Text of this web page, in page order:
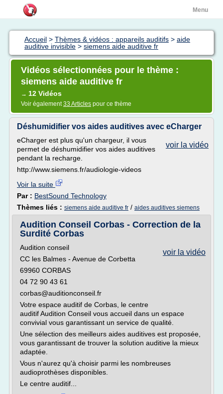
Menu
Accueil > Thèmes & vidéos : appareils auditifs > aide
auditive invisible > siemens aide auditive fr
Vidéos sélectionnées pour le thème :
siemens aide auditive fr
→ 12 Vidéos
Voir également33 Articles pour ce thème
Déshumidifier vos aides auditives avec eCharger
voir la vidéo
eCharger est plus qu'un chargeur, il vous
permet de déshumidifier vos aides auditives
pendant la recharge.
http://www.siemens.fr/audiologie-videos
Voir la suite
Par : BestSound Technology
Thèmes liés : siemens aide auditive fr / aides auditives siemens
Audition Conseil Corbas - Correction de la
Surdité Corbas
voir la vidéo
Audition conseil
CC les Balmes - Avenue de Corbetta
69960 CORBAS
04 72 90 43 61
corbas@auditionconseil.fr
Votre espace auditif de Corbas, le centre
auditif Audition Conseil vous accueil dans un espace
convivial vous garantissant un service de qualité.
Une sélection des meilleurs aides auditives est proposée,
vous garantissant de trouver la solution auditive la mieux
adaptée.
Vous n'aurez qu'à choisir parmi les nombreuses
audioprothèses disponibles.
Le centre auditif...